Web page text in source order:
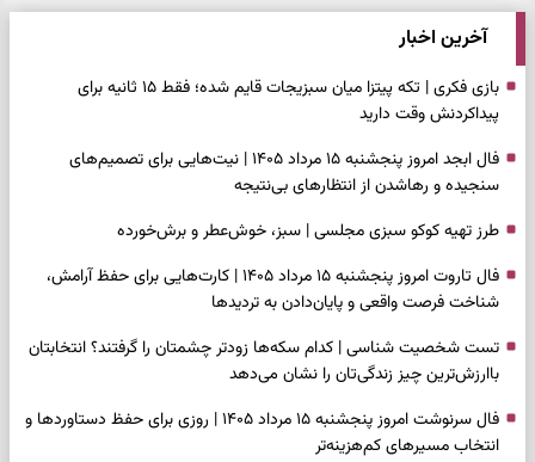
آخرین اخبار
بازی فکری | تکه پیتزا میان سبزیجات قایم شده؛ فقط ۱۵ ثانیه برای
پیداکردنش وقت دارید
فال ابجد امروز پنجشنبه ۱۵ مرداد ۱۴۰۵ | نیت‌هایی برای تصمیم‌های
سنجیده و رهاشدن از انتظارهای بی‌نتیجه
طرز تهیه کوکو سبزی مجلسی | سبز، خوش‌عطر و برش‌خورده
فال تاروت امروز پنجشنبه ۱۵ مرداد ۱۴۰۵ | کارت‌هایی برای حفظ آرامش،
شناخت فرصت واقعی و پایان‌دادن به تردیدها
تست شخصیت شناسی | کدام سکه‌ها زودتر چشمتان را گرفتند؟ انتخابتان
باارزش‌ترین چیز زندگی‌تان را نشان می‌دهد
فال سرنوشت امروز پنجشنبه ۱۵ مرداد ۱۴۰۵ | روزی برای حفظ دستاوردها و
انتخاب مسیرهای کم‌هزینه‌تر